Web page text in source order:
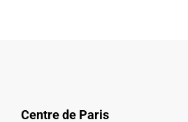
Centre de Paris